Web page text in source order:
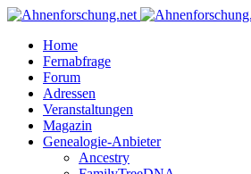
Home
Fernabfrage
Forum
Adressen
Veranstaltungen
Magazin
Genealogie-Anbieter
Ancestry